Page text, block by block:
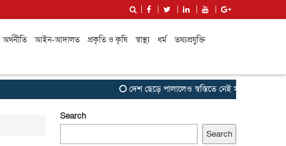
অর্থনীতি আইন-আদালত প্রকৃতি ও কৃষি স্বাস্থ্য ধর্ম
তথ্যপ্রযুক্তি
দেশ ছেড়ে পালালেও স্বস্তিতে নেই সাবেক ছাত্রনেতা
Search
Search